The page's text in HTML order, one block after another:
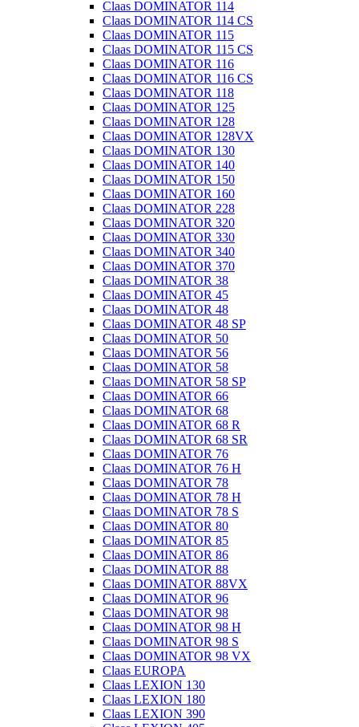
Claas DOMINATOR 114
Claas DOMINATOR 114 CS
Claas DOMINATOR 115
Claas DOMINATOR 115 CS
Claas DOMINATOR 116
Claas DOMINATOR 116 CS
Claas DOMINATOR 118
Claas DOMINATOR 125
Claas DOMINATOR 128
Claas DOMINATOR 128VX
Claas DOMINATOR 130
Claas DOMINATOR 140
Claas DOMINATOR 150
Claas DOMINATOR 160
Claas DOMINATOR 228
Claas DOMINATOR 320
Claas DOMINATOR 330
Claas DOMINATOR 340
Claas DOMINATOR 370
Claas DOMINATOR 38
Claas DOMINATOR 45
Claas DOMINATOR 48
Claas DOMINATOR 48 SP
Claas DOMINATOR 50
Claas DOMINATOR 56
Claas DOMINATOR 58
Claas DOMINATOR 58 SP
Claas DOMINATOR 66
Claas DOMINATOR 68
Claas DOMINATOR 68 R
Claas DOMINATOR 68 SR
Claas DOMINATOR 76
Claas DOMINATOR 76 H
Claas DOMINATOR 78
Claas DOMINATOR 78 H
Claas DOMINATOR 78 S
Claas DOMINATOR 80
Claas DOMINATOR 85
Claas DOMINATOR 86
Claas DOMINATOR 88
Claas DOMINATOR 88VX
Claas DOMINATOR 96
Claas DOMINATOR 98
Claas DOMINATOR 98 H
Claas DOMINATOR 98 S
Claas DOMINATOR 98 VX
Claas EUROPA
Claas LEXION 130
Claas LEXION 180
Claas LEXION 390